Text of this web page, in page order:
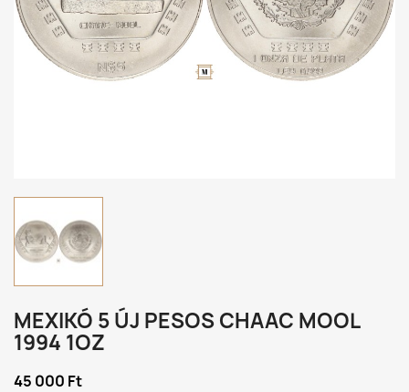
MEXIKÓ 5 ÚJ PESOS CHAAC MOOL
1994 1OZ
45 000 Ft